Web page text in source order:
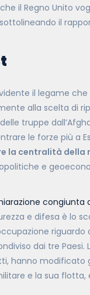
il Regno Unito
il
il legame che
alla scelta di
truppe
le forze più a
la centralità della
e
congiunta
e difesa è lo
riguardo
dai tre Paesi.
hanno modificato
e la sua